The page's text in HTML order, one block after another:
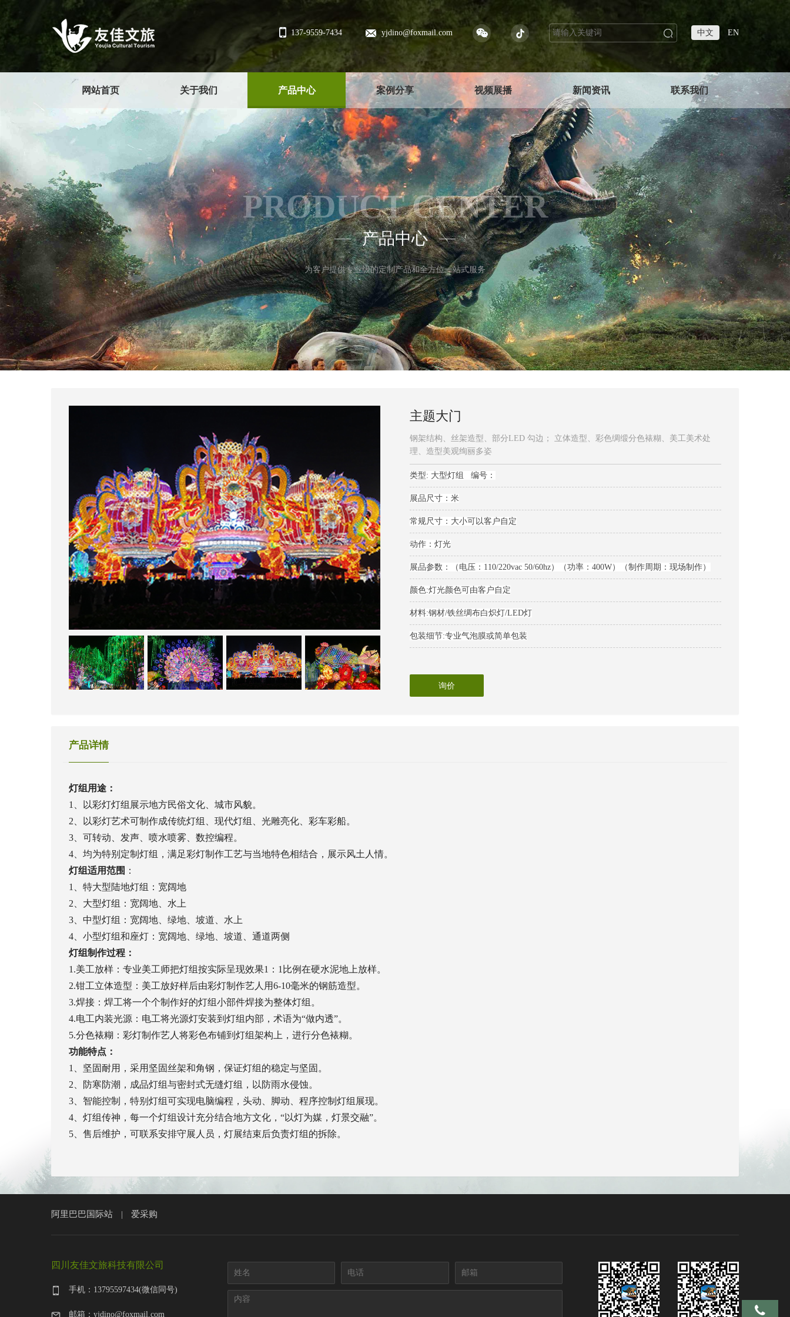
137-9559-7434 yjdino@foxmail.com 中文 EN
网站首页 关于我们 产品中心 案例分享 视频展播 新闻资讯 联系我们
PRODUCT CENTER
—— 产品中心 ——
为客户提供专业级的定制产品和全方位一站式服务
主题大门
钢架结构、丝架造型、部分LED 勾边； 立体造型、彩色绸缎分色裱糊、美工美术处
理、造型美观绚丽多姿
类型: 大型灯组 编号：
展品尺寸：米
常规尺寸：大小可以客户自定
动作：灯光
展品参数：（电压：110/220vac 50/60hz）（功率：400W）（制作周期：现场制作）
颜色:灯光颜色可由客户自定
材料:钢材/铁丝绸布白炽灯/LED灯
包装细节:专业气泡膜或简单包装
询价
产品详情
灯组用途：
1、以彩灯灯组展示地方民俗文化、城市风貌。
2、以彩灯艺术可制作成传统灯组、现代灯组、光雕亮化、彩车彩船。
3、可转动、发声、喷水喷雾、数控编程。
4、均为特别定制灯组，满足彩灯制作工艺与当地特色相结合，展示风土人情。
灯组适用范围 ：
1、特大型陆地灯组：宽阔地
2、大型灯组：宽阔地、水上
3、中型灯组：宽阔地、绿地、坡道、水上
4、小型灯组和座灯：宽阔地、绿地、坡道、通道两侧
灯组制作过程：
1.美工放样：专业美工师把灯组按实际呈现效果1：1比例在硬水泥地上放样。
2.钳工立体造型：美工放好样后由彩灯制作艺人用6-10毫米的钢筋造型。
3.焊接：焊工将一个个制作好的灯组小部件焊接为整体灯组。
4.电工内装光源：电工将光源灯安装到灯组内部，术语为“做内透”。
5.分色裱糊：彩灯制作艺人将彩色布铺到灯组架构上，进行分色裱糊。
功能特点：
1、坚固耐用，采用坚固丝架和角钢，保证灯组的稳定与坚固。
2、防寒防潮，成品灯组与密封式无缝灯组，以防雨水侵蚀。
3、智能控制，特别灯组可实现电脑编程，头动、脚动、程序控制灯组展现。
4、灯组传神，每一个灯组设计充分结合地方文化，“以灯为媒，灯景交融”。
5、售后维护，可联系安排守展人员，灯展结束后负责灯组的拆除。
阿里巴巴国际站 爱采购
四川友佳文旅科技有限公司
手机：13795597434(微信同号)
邮箱：yjdino@foxmail.com